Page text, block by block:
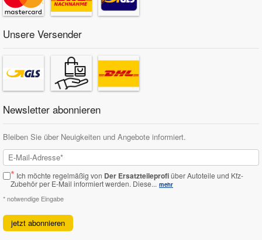
Unsere Versender
Newsletter abonnieren
Bleiben Sie über Neuigkeiten und Angebote informiert.
* Ich möchte regelmäßig von Der Ersatzteileprofiüber Autoteile und Kfz-
Zubehör per E-Mail informiert werden. Diese... mehr
* notwendige Eingabe
jetzt abonnieren